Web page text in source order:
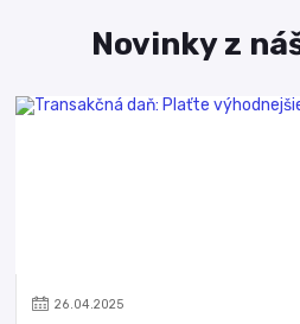
Novinky z
26.04.2025